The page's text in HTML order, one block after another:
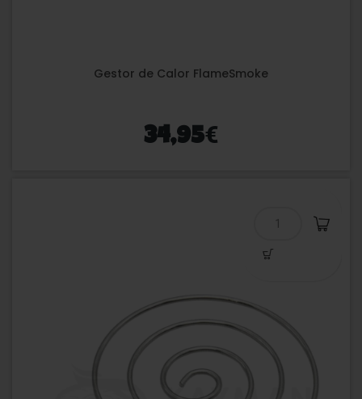
Gestor de Calor FlameSmoke
34,95€